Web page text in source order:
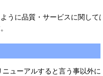
うに品質・サービスに関して
ューアルすると言う事以外に